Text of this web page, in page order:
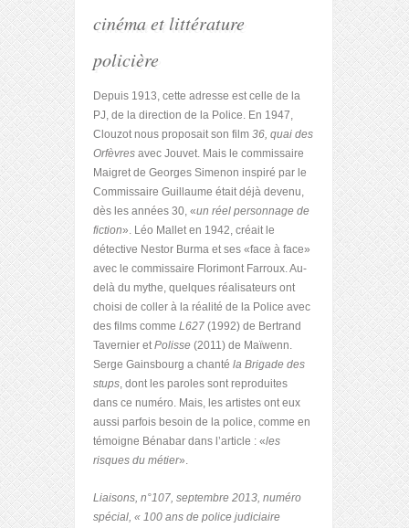
cinéma et littérature
policière
Depuis 1913, cette adresse est celle de la
PJ, de la direction de la Police. En 1947,
Clouzot nous proposait son film 36, quai des
Orfèvres avec Jouvet. Mais le commissaire
Maigret de Georges Simenon inspiré par le
Commissaire Guillaume était déjà devenu,
dès les années 30, «un réel personnage de
fiction». Léo Mallet en 1942, créait le
détective Nestor Burma et ses «face à face»
avec le commissaire Florimont Farroux. Au-
delà du mythe, quelques réalisateurs ont
choisi de coller à la réalité de la Police avec
des films comme L627 (1992) de Bertrand
Tavernier etPolisse (2011) de Maïwenn.
Serge Gainsbourg a chanté la Brigade des
stups, dont les paroles sont reproduites
dans ce numéro. Mais, les artistes ont eux
aussi parfois besoin de la police, comme en
témoigne Bénabar dans l’article : «les
risques du métier».
Liaisons, n°107, septembre 2013, numéro
spécial, « 100 ans de police judiciaire